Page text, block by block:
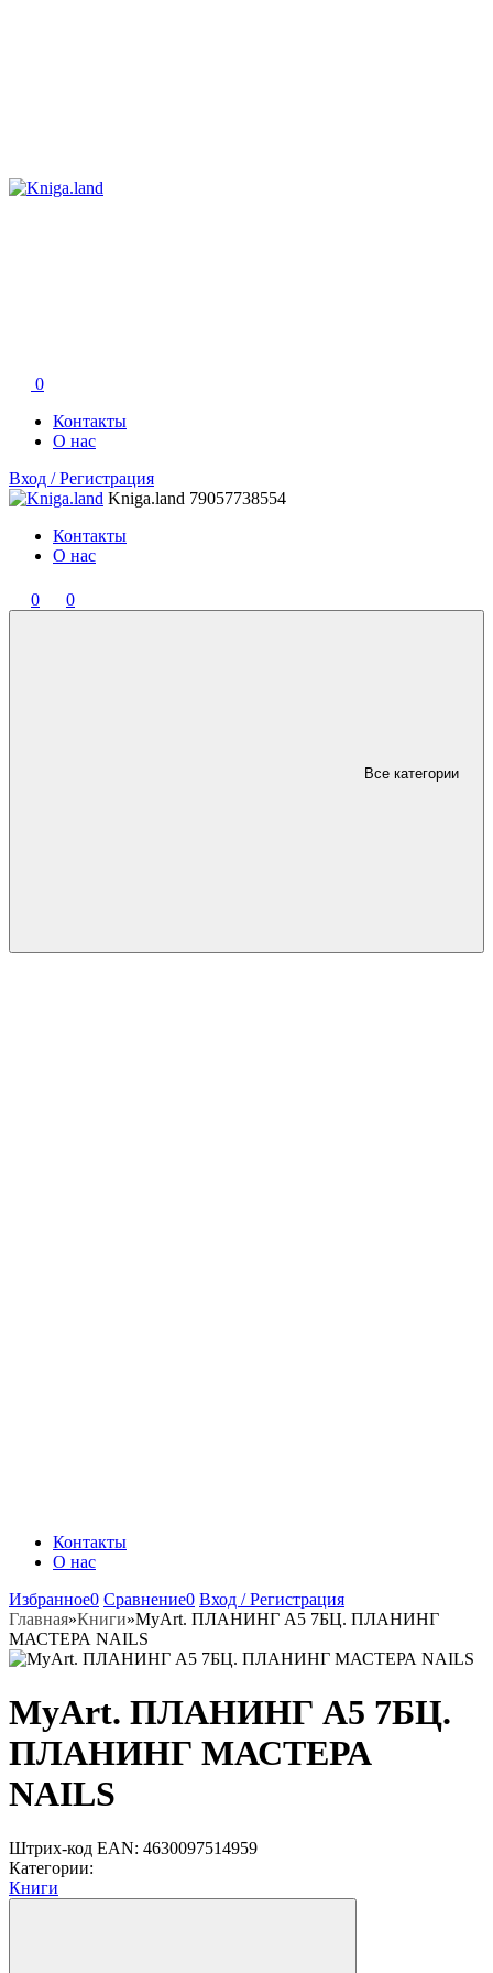
0
Контакты
О нас
Вход / Регистрация
Kniga.land 79057738554
Контакты
О нас
0 0
Все категории
Контакты
О нас
Избранное0 Сравнение0 Вход / Регистрация
Главная»Книги»MyArt. ПЛАНИНГ А5 7БЦ. ПЛАНИНГ
МАСТЕРА NAILS
MyArt. ПЛАНИНГ А5 7БЦ.
ПЛАНИНГ МАСТЕРА
NAILS
Штрих-код EAN: 4630097514959
Категории:
Книги